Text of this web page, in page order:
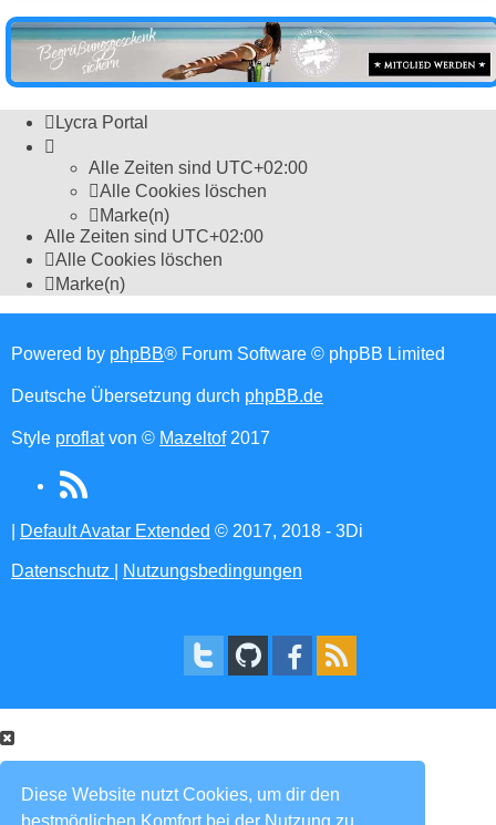
Diese Website nutzt Cookies, um dir den
bestmöglichen Komfort bei der Nutzung zu
Lycra Portal
Alle Zeiten sind UTC+02:00
Alle Cookies löschen
Marke(n)
Alle Zeiten sind UTC+02:00
Alle Cookies löschen
Marke(n)
Powered by phpBB® Forum Software © phpBB Limited
Deutsche Übersetzung durch phpBB.de
Style proflatvon © Mazeltof2017
RSS
(Opens
Default Avatar Extended © 2017, 2018 - 3Di
Datenschutz Nutzungsbedingungen